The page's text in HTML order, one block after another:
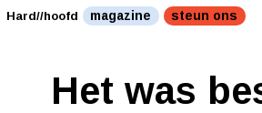
Hard//hoofd magazine steun ons
Het was